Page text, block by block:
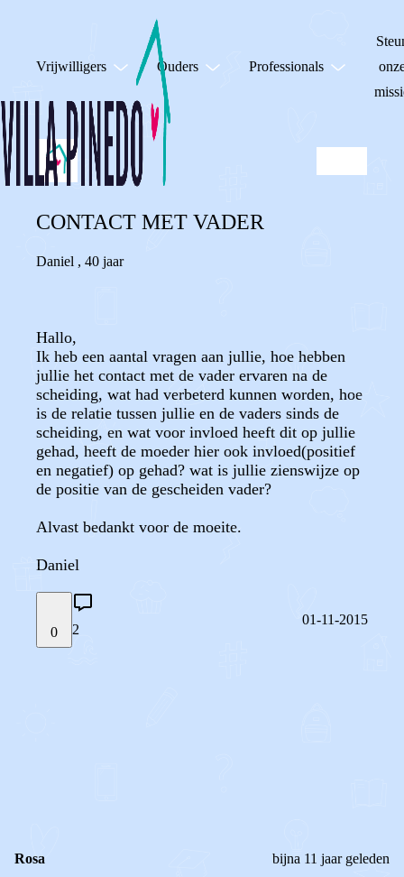
Vrijwilligers Ouders Professionals
CONTACT MET VADER
Daniel , 40 jaar
Hallo,
Ik heb een aantal vragen aan jullie, hoe hebben
jullie het contact met de vader ervaren na de
scheiding, wat had verbeterd kunnen worden, hoe
is de relatie tussen jullie en de vaders sinds de
scheiding, en wat voor invloed heeft dit op jullie
gehad, heeft de moeder hier ook invloed(positief
en negatief) op gehad? wat is jullie zienswijze op
de positie van de gescheiden vader?
Alvast bedankt voor de moeite.
Daniel
0 2
01-11-2015
Rosa bijna 11 jaar geleden